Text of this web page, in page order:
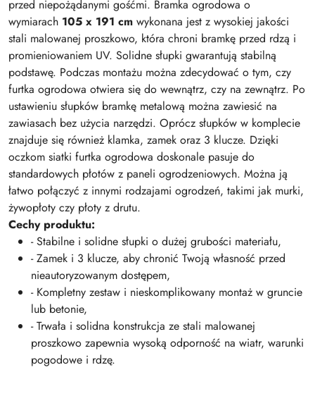
przed niepożądanymi gośćmi. Bramka ogrodowa o
wymiarach 105 x 191 cm wykonana jest z wysokiej jakości
stali malowanej proszkowo, która chroni bramkę przed rdzą i
promieniowaniem UV. Solidne słupki gwarantują stabilną
podstawę. Podczas montażu można zdecydować o tym, czy
furtka ogrodowa otwiera się do wewnątrz, czy na zewnątrz. Po
ustawieniu słupków bramkę metalową można zawiesić na
zawiasach bez użycia narzędzi. Oprócz słupków w komplecie
znajduje się również klamka, zamek oraz 3 klucze. Dzięki
oczkom siatki furtka ogrodowa doskonale pasuje do
standardowych płotów z paneli ogrodzeniowych. Można ją
łatwo połączyć z innymi rodzajami ogrodzeń, takimi jak murki,
żywopłoty czy płoty z drutu.
Cechy produktu:
- Stabilne i solidne słupki o dużej grubości materiału,
- Zamek i 3 klucze, aby chronić Twoją własność przed
nieautoryzowanym dostępem,
- Kompletny zestaw i nieskomplikowany montaż w gruncie
lub betonie,
- Trwała i solidna konstrukcja ze stali malowanej
proszkowo zapewnia wysoką odporność na wiatr, warunki
pogodowe i rdzę.